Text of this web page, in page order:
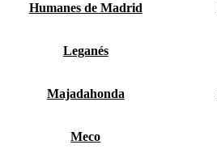
Humanes de Madrid
Leganés
Majadahonda
Meco